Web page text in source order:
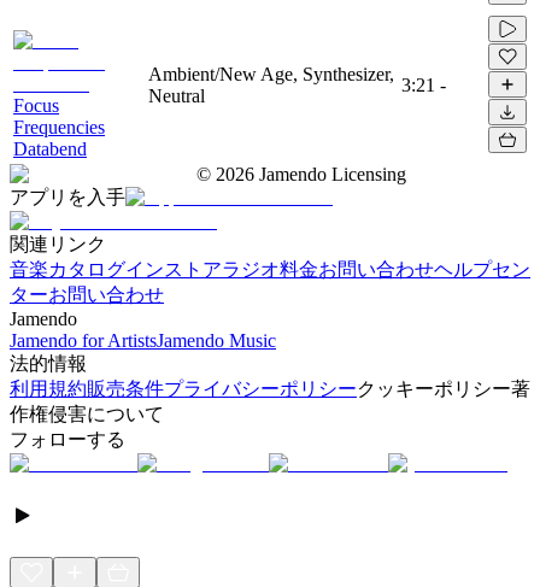
Focus
Frequencies
Databend
Ambient/New Age, Synthesizer,
Neutral
3:21 -
© 2026 Jamendo Licensing
アプリを入手
関連リンク
音楽カタログインストアラジオ料金お問い合わせヘルプセン
ターお問い合わせ
Jamendo
Jamendo for ArtistsJamendo Music
法的情報
利用規約販売条件プライバシーポリシークッキーポリシー著
作権侵害について
フォローする